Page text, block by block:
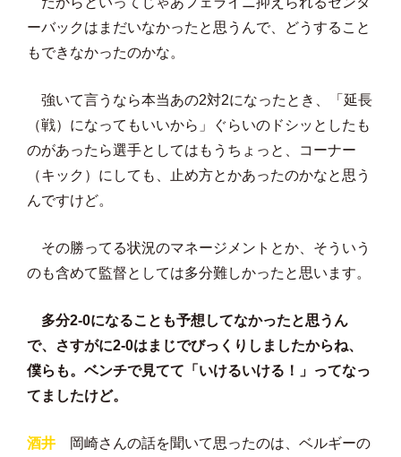
ーバックはまだいなかったと思うんで、どうすること
もできなかったのかな。
強いて言うなら本当あの2対2になったとき、「延長
（戦）になってもいいから」ぐらいのドシッとしたも
のがあったら選手としてはもうちょっと、コーナー
（キック）にしても、止め方とかあったのかなと思う
んですけど。
その勝ってる状況のマネージメントとか、そういう
のも含めて監督としては多分難しかったと思います。
多分2-0になることも予想してなかったと思うん
で、さすがに2-0はまじでびっくりしましたからね、
僕らも。ベンチで見てて「いけるいける！」ってなっ
てましたけど。
酒井 岡崎さんの話を聞いて思ったのは、ベルギーの